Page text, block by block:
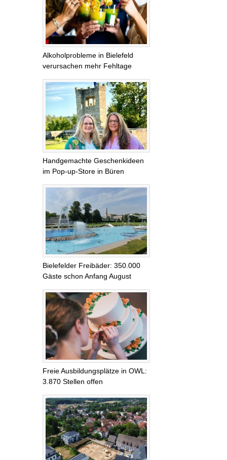
Alkoholprobleme in Bielefeld
verursachen mehr Fehltage
Handgemachte Geschenkideen
im Pop-up-Store in Büren
Bielefelder Freibäder: 350.000
Gäste schon Anfang August
Freie Ausbildungsplätze in OWL:
3.870 Stellen offen